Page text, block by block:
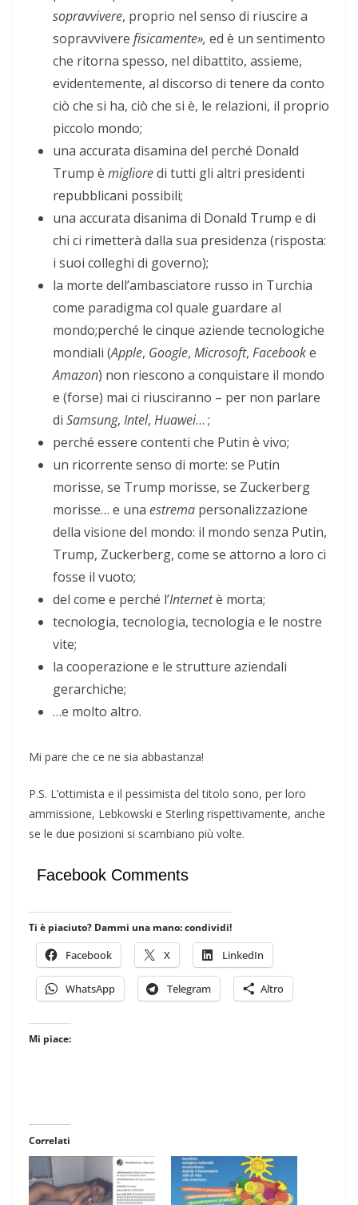
sopravvivere, proprio nel senso di riuscire a
sopravvivere fisicamente», ed è un sentimento
che ritorna spesso, nel dibattito, assieme,
evidentemente, al discorso di tenere da conto
ciò che si ha, ciò che si è, le relazioni, il proprio
piccolo mondo;
una accurata disamina del perché Donald
Trump è miglioredi tutti gli altri presidenti
repubblicani possibili;
una accurata disanima di Donald Trump e di
chi ci rimetterà dalla sua presidenza (risposta:
i suoi colleghi di governo);
la morte dell’ambasciatore russo in Turchia
come paradigma col quale guardare al
mondo;perché le cinque aziende tecnologiche
mondiali (Apple, Google, Microsoft, Facebooke
Amazon) non riescono a conquistare il mondo
e (forse) mai ci riusciranno – per non parlare
di Samsung, Intel, Huawei… ;
perché essere contenti che Putin è vivo;
un ricorrente senso di morte: se Putin
morisse, se Trump morisse, se Zuckerberg
morisse… e una estrema personalizzazione
della visione del mondo: il mondo senza Putin,
Trump, Zuckerberg, come se attorno a loro ci
fosse il vuoto;
del come e perché l’Internetè morta;
tecnologia, tecnologia, tecnologia e le nostre
vite;
la cooperazione e le strutture aziendali
gerarchiche;
…e molto altro.
Mi pare che ce ne sia abbastanza!
P.S. L’ottimista e il pessimista del titolo sono, per loro
ammissione, Lebkowski e Sterling rispettivamente, anche
se le due posizioni si scambiano più volte.
Facebook Comments
Ti è piaciuto? Dammi una mano: condividi!
Facebook X LinkedIn
WhatsApp Telegram Altro
Mi piace:
Correlati